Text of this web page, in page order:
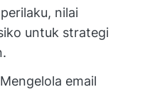
nilai
untuk strategi
email